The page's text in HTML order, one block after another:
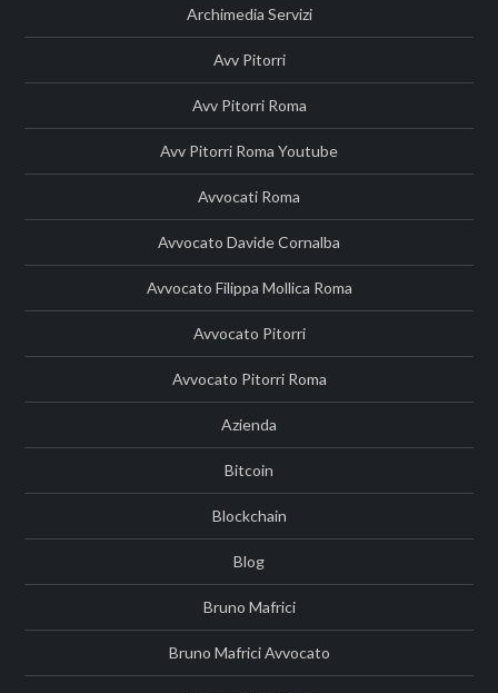
Archimedia Servizi
Avv Pitorri
Avv Pitorri Roma
Avv Pitorri Roma Youtube
Avvocati Roma
Avvocato Davide Cornalba
Avvocato Filippa Mollica Roma
Avvocato Pitorri
Avvocato Pitorri Roma
Azienda
Bitcoin
Blockchain
Blog
Bruno Mafrici
Bruno Mafrici Avvocato